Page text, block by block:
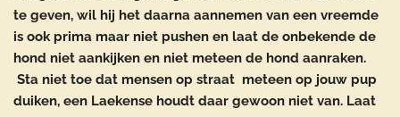
te geven, wil hij het daarna aannemen van een vreemde
is ook prima maar niet pushen en laat de onbekende de
hond niet aankijken en niet meteen de hond aanraken.
Sta niet toe dat mensen op straat meteen op jouw pup
duiken, een Laekense houdt daar gewoon niet van. Laat